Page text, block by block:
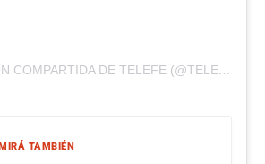
UNA PUBLICACIÓN COMPARTIDA DE TELEFE (@TELEFE)
MIRÁ TAMBIÉN